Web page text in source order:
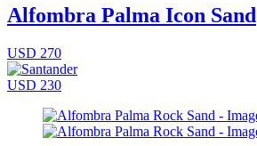
Alfombra Palma Icon Sand
USD 270
USD 230